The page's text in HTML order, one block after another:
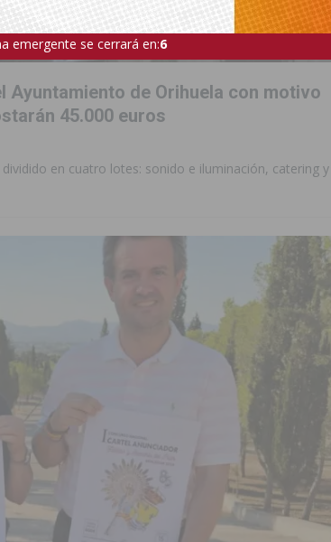
de Orihuela con motivo
45.000 euros
en cuatro lotes: sonido e iluminación, catering y
emergente se cerrará en:4